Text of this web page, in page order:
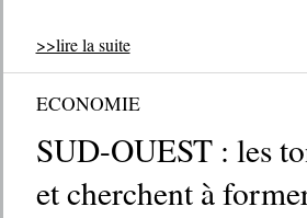
>>lire la suite
ECONOMIE
SUD-OUEST : les
et cherchent à